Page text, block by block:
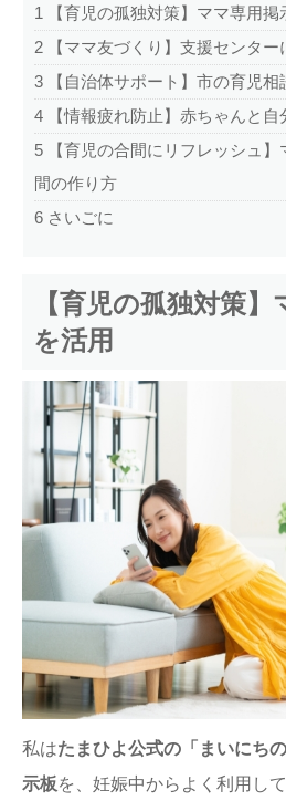
1
【育児の孤独対策】ママ専用掲
2 【ママ友づくり】支援センター
3 【自治体サポート】市の育児相
4 【情報疲れ防止】赤ちゃんと自
5 【育児の合間にリフレッシュ
間の作り方
6 さいごに
【育児の孤独対策
を活用
私はたまひよ公式の「まいにち
示板を、妊娠中からよく利用して